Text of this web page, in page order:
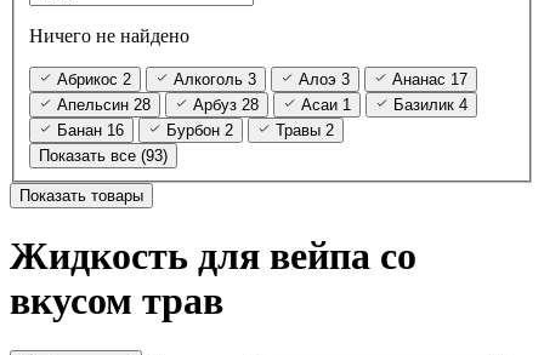
Ничего не найдено
Абрикос 2 Алкоголь 3 Алоэ 3 Ананас 17
Апельсин 28 Арбуз 28 Асаи 1 Базилик 4
Банан 16 Бурбон 2 Травы 2
Показать все (93)
Показать товары
Жидкость для вейпа со
вкусом трав